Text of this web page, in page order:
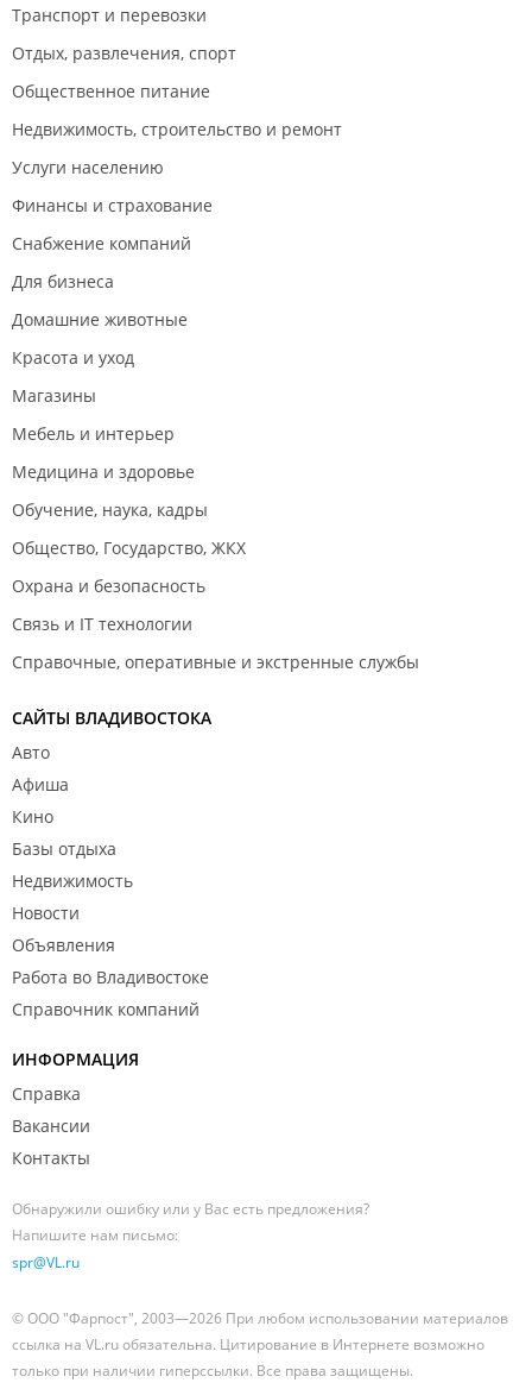
Транспорт и перевозки
Отдых, развлечения, спорт
Общественное питание
Недвижимость, строительство и ремонт
Услуги населению
Финансы и страхование
Снабжение компаний
Для бизнеса
Домашние животные
Красота и уход
Магазины
Мебель и интерьер
Медицина и здоровье
Обучение, наука, кадры
Общество, Государство, ЖКХ
Охрана и безопасность
Связь и IT технологии
Справочные, оперативные и экстренные службы
САЙТЫ ВЛАДИВОСТОКА
Авто
Афиша
Кино
Базы отдыха
Недвижимость
Новости
Объявления
Работа во Владивостоке
Справочник компаний
ИНФОРМАЦИЯ
Справка
Вакансии
Контакты
Обнаружили ошибку или у Вас есть предложения?
Напишите нам письмо:
spr@VL.ru
© ООО "Фарпост", 2003—2026 При любом использовании материалов
ссылка на VL.ru обязательна. Цитирование в Интернете возможно
только при наличии гиперссылки. Все права защищены.